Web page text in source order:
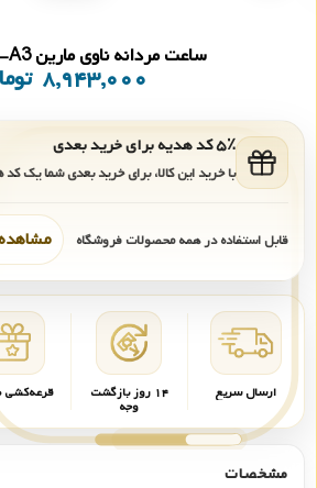
ساعت مردانه ناوی مارین NVM57-A3
۸,۹۴۳,۰۰۰
۵٪ کد هدیه برای خرید بعدی
با خرید این کالا، برای خرید بعدی شما یک
قابل استفاده در همه محصولات فروشگاه
ارسال سریع ۱۴ روز بازگشت
وجه
قرعه‌کشی
مشخصات